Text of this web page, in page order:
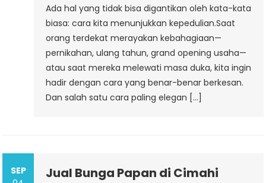
Ada hal yang tidak bisa digantikan oleh kata-kata
biasa: cara kita menunjukkan kepedulian.Saat
orang terdekat merayakan kebahagiaan—
pernikahan, ulang tahun, grand opening usaha—
atau saat mereka melewati masa duka, kita ingin
hadir dengan cara yang benar-benar berkesan.
Dan salah satu cara paling elegan […]
SEP
Jual Bunga Papan di Cimahi